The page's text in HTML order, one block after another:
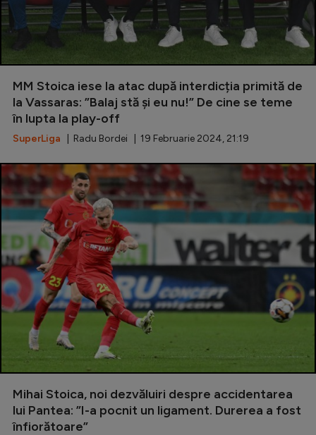
MM Stoica iese la atac după interdicția primită de
la Vassaras: ”Balaj stă și eu nu!” De cine se teme
în lupta la play-off
SuperLiga | Radu Bordei | 19 Februarie 2024, 21:19
Mihai Stoica, noi dezvăluiri despre accidentarea
lui Pantea: ”I-a pocnit un ligament. Durerea a fost
înfiorătoare”